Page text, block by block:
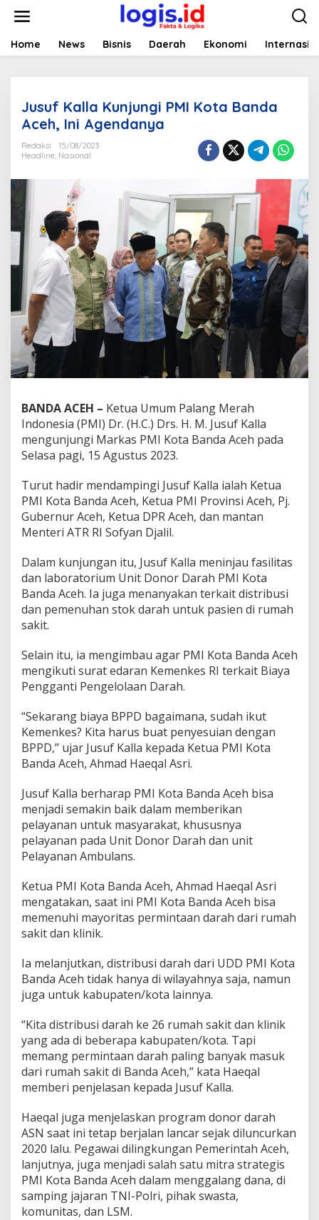
t
Home News Bisnis Daerah Ekonomi
Jusuf Kalla Kunjungi PMI Kota Banda
Aceh, Ini Agendanya
Redaksi
15/08/2023
Headline, Nasional
BANDA ACEH – Ketua Umum Palang Merah
Indonesia (PMI) Dr. (H.C.) Drs. H. M. Jusuf Kalla
mengunjungi Markas PMI Kota Banda Aceh pada
Selasa pagi, 15 Agustus 2023.
Turut hadir mendampingi Jusuf Kalla ialah Ketua
PMI Kota Banda Aceh, Ketua PMI Provinsi Aceh, Pj.
Gubernur Aceh, Ketua DPR Aceh, dan mantan
Menteri ATR RI Sofyan Djalil.
Dalam kunjungan itu, Jusuf Kalla meninjau fasilitas
dan laboratorium Unit Donor Darah PMI Kota
Banda Aceh. Ia juga menanyakan terkait distribusi
dan pemenuhan stok darah untuk pasien di rumah
sakit.
Selain itu, ia mengimbau agar PMI Kota Banda Aceh
mengikuti surat edaran Kemenkes RI terkait Biaya
Pengganti Pengelolaan Darah.
“Sekarang biaya BPPD bagaimana, sudah ikut
Kemenkes? Kita harus buat penyesuian dengan
BPPD,” ujar Jusuf Kalla kepada Ketua PMI Kota
Banda Aceh, Ahmad Haeqal Asri.
Jusuf Kalla berharap PMI Kota Banda Aceh bisa
menjadi semakin baik dalam memberikan
pelayanan untuk masyarakat, khususnya
pelayanan pada Unit Donor Darah dan unit
Pelayanan Ambulans.
Ketua PMI Kota Banda Aceh, Ahmad Haeqal Asri
mengatakan, saat ini PMI Kota Banda Aceh bisa
memenuhi mayoritas permintaan darah dari rumah
sakit dan klinik.
Ia melanjutkan, distribusi darah dari UDD PMI Kota
Banda Aceh tidak hanya di wilayahnya saja, namun
juga untuk kabupaten/kota lainnya.
“Kita distribusi darah ke 26 rumah sakit dan klinik
yang ada di beberapa kabupaten/kota. Tapi
memang permintaan darah paling banyak masuk
dari rumah sakit di Banda Aceh,” kata Haeqal
memberi penjelasan kepada Jusuf Kalla.
Haeqal juga menjelaskan program donor darah
ASN saat ini tetap berjalan lancar sejak diluncurkan
2020 lalu. Pegawai dilingkungan Pemerintah Aceh,
lanjutnya, juga menjadi salah satu mitra strategis
PMI Kota Banda Aceh dalam menggalang dana, di
samping jajaran TNI-Polri, pihak swasta,
komunitas, dan LSM.